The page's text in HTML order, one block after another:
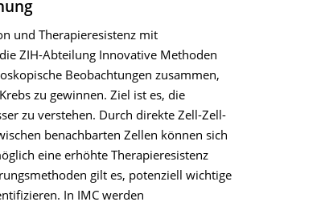
und Therapieresistenz mit
ZIH-Abteilung Innovative Methoden
Beobachtungen zusammen,
zu gewinnen. Ziel ist es, die
zu verstehen. Durch direkte Zell-Zell-
benachbarten Zellen können sich
eine erhöhte Therapieresistenz
gilt es, potenziell wichtige
In IMC werden